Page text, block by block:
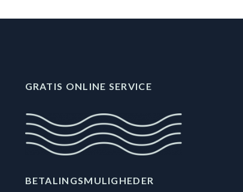
GRATIS ONLINE SERVICE
BETALINGSMULIGHEDER